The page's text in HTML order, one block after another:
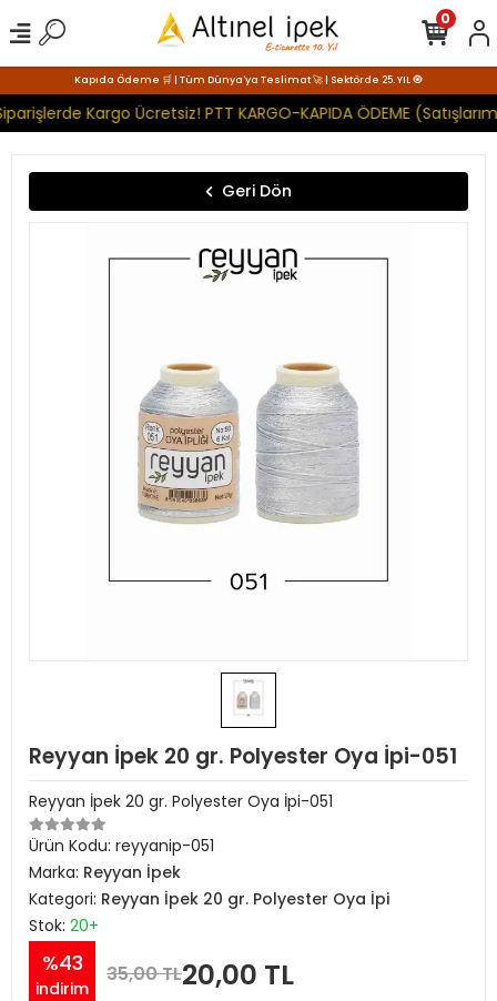
Kapıda Ödeme 🛒 | Tüm Dünya'ya Teslimat 🚀 | Sektörde 25. YIL 🧿
Kargo Ücretsiz! PTT KARGO-KAPIDA ÖDEME
0
Geri Dön
Reyyan İpek 20 gr. Polyester Oya İpi-051
Reyyan İpek 20 gr. Polyester Oya İpi-051
Ürün Kodu: reyyanip-051
Marka: Reyyan İpek
Kategori: Reyyan İpek 20 gr. Polyester Oya İpi
Stok: 20+
%43
indirim
35,00 TL20,00 TL